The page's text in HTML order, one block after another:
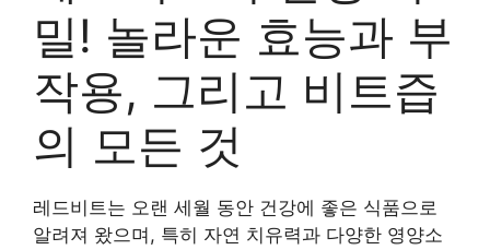
밀! 놀라운 효능과 부
작용, 그리고 비트즙
의 모든 것
레드비트는 오랜 세월 동안 건강에 좋은 식품으로
알려져 왔으며, 특히 자연 치유력과 다양한 영양소